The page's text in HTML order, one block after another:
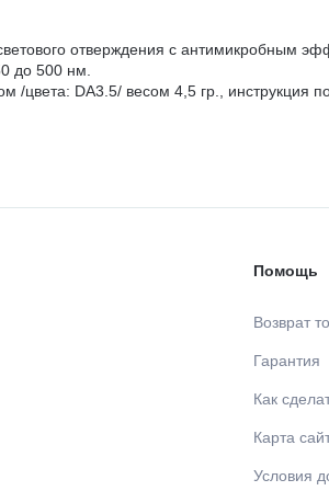
отверждения с антимикробным
до 500 нм.
/цвета: DА3.5/ весом 4,5 гр., инструкция
Помощь
Возврат
Гарантия
Как
Карта
Условия